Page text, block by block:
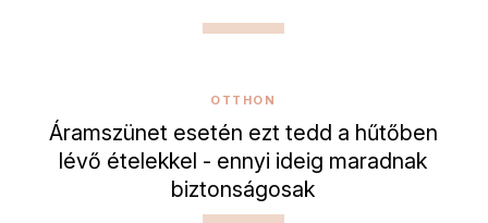
OTTHON
Áramszünet esetén ezt tedd a hűtőben
lévő ételekkel - ennyi ideig maradnak
biztonságosak